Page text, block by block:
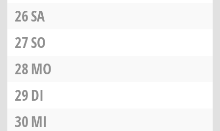
26SA
27SO
28MO
29DI
30MI